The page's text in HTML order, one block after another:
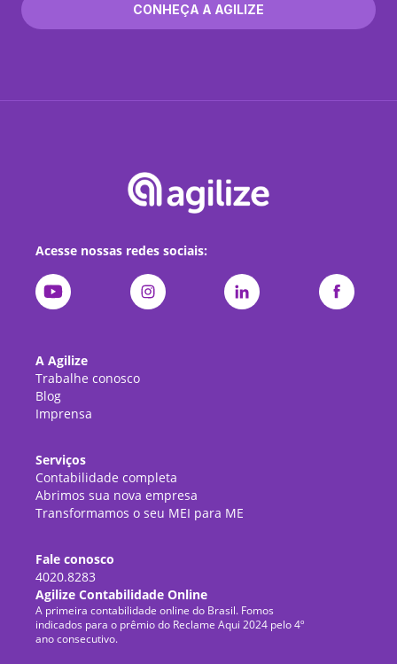
CONHEÇA A AGILIZE
Acesse nossas redes sociais:
A Agilize
Trabalhe conosco
Blog
Imprensa
Serviços
Contabilidade completa
Abrimos sua nova empresa
Transformamos o seu MEI para ME
Fale conosco
4020.8283
Agilize Contabilidade Online
A primeira contabilidade online do Brasil. Fomos
indicados para o prêmio do Reclame Aqui 2024 pelo 4º
ano consecutivo.